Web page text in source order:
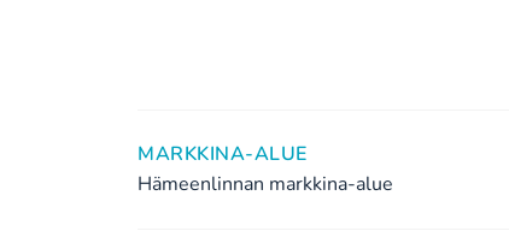
MARKKINA-ALUE
Hämeenlinnan markkina-alue